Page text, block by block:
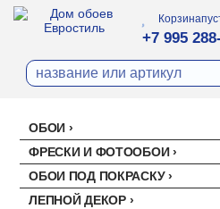
Корзина
+7 995
ОБОИ
Все обои
Палитра
Палитра
Erismann
ФРЕСКИ И ФОТООБОИ
ОБОИ ПОД ПОКРАСКУ
Стеклохолст малярный
ЛЕПНОЙ ДЕКОР